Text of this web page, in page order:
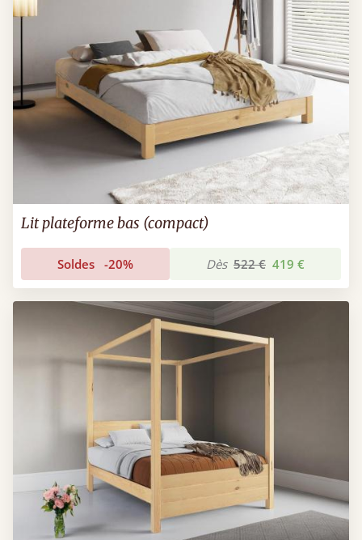
Lit plateforme bas (compact)
Soldes -20% Dès 522 € 419 €